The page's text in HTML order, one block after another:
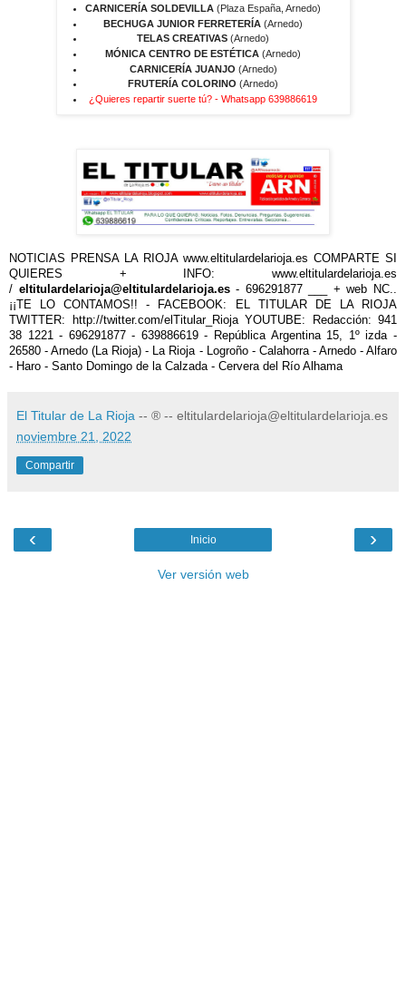
CARNICERÍA SOLDEVILLA (Plaza España, Arnedo)
BECHUGA JUNIOR FERRETERÍA (Arnedo)
TELAS CREATIVAS (Arnedo)
MÓNICA CENTRO DE ESTÉTICA (Arnedo)
CARNICERÍA JUANJO (Arnedo)
FRUTERÍA COLORINO (Arnedo)
¿Quieres repartir suerte tú? - Whatsapp 639886619
NOTICIAS PRENSA LA RIOJA www.eltitulardelarioja.es COMPARTE SI
QUIERES + INFO: www.eltitulardelarioja.es
/ eltitulardelarioja@eltitulardelarioja.es- 696291877 ___ + web NC..
¡¡TE LO CONTAMOS!! - FACEBOOK: EL TITULAR DE LA RIOJA
TWITTER: http://twitter.com/elTitular_Rioja YOUTUBE: Redacción: 941
38 1221 - 696291877 - 639886619 - República Argentina 15, 1º izda -
26580 - Arnedo (La Rioja) - La Rioja - Logroño - Calahorra - Arnedo - Alfaro
- Haro - Santo Domingo de la Calzada - Cervera del Río Alhama
El Titular de La Rioja -- ® -- eltitulardelarioja@eltitulardelarioja.es
noviembre 21, 2022
Compartir
‹ ›
Inicio
Ver versión web